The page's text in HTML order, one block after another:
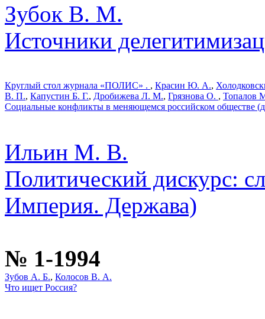
Зубок В. М.
Источники
Круглый стол журнала «ПОЛИС» . , Красин Ю. А.,
В. П., Капустин Б. Г., Дробижева Л. М., Грязнова О. , Топалов
Социальные конфликты в меняющемся российском обществе
Ильин М. В.
Политический дискурс:
Империя. Держава)
№ 1-1994
Зубов А. Б., Колосов В. А.
Что ищет Россия?